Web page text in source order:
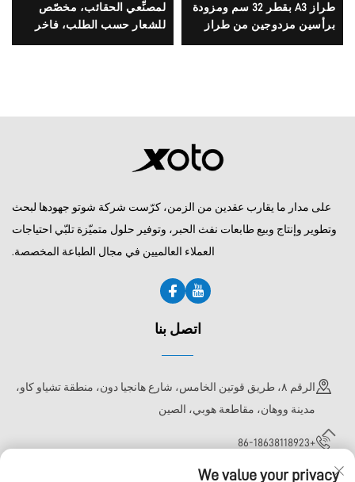
طراز A3 بقطر 32 سم ومزودة
برأسين مزدوجين من طراز
لمصنِّعي الحقائب، مخصّص
للشعار حسب الطلب، فاخر
على مدار ما يقارب عقدين من الزمن، كرّست شركة شوتو جهودها لبحث
وتطوير وإنتاج وبيع طابعات نفث الحبر، وتوفير حلول متميّزة تلبّي احتياجات
العملاء العالميين في مجال الطباعة المخصصة.
اتصل بنا
الرقم ٨، طريق قوتين الخامس، شارع هانجيا دون، منطقة تشياو كاو،
مدينة ووهان، مقاطعة هوبي، الصين
+86-18638118923
[email protected]
We value your privacy